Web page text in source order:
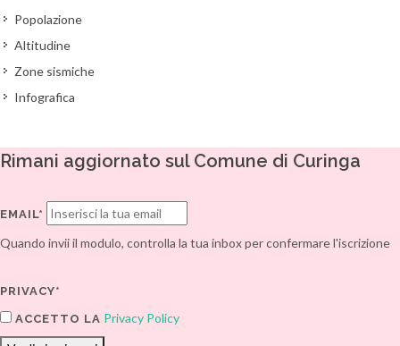
Popolazione
Altitudine
Zone sismiche
Infografica
Rimani aggiornato sul Comune di Curinga
EMAIL*
Quando invii il modulo, controlla la tua inbox per confermare l'iscrizione
PRIVACY*
ACCETTO LA Privacy Policy